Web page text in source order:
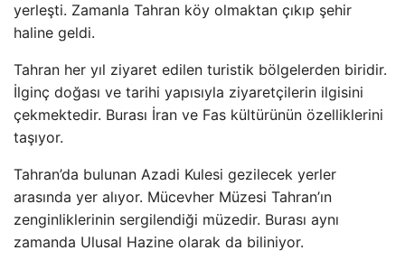
yerleşti. Zamanla Tahran köy olmaktan çıkıp şehir
haline geldi.
Tahran her yıl ziyaret edilen turistik bölgelerden biridir.
İlginç doğası ve tarihi yapısıyla ziyaretçilerin ilgisini
çekmektedir. Burası İran ve Fas kültürünün özelliklerini
taşıyor.
Tahran’da bulunan Azadi Kulesi gezilecek yerler
arasında yer alıyor. Mücevher Müzesi Tahran’ın
zenginliklerinin sergilendiği müzedir. Burası aynı
zamanda Ulusal Hazine olarak da biliniyor.